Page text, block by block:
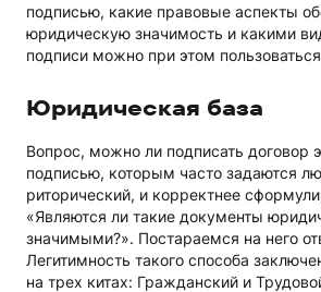
подписью, какие правовые аспекты
юридическую значимость и какими
подписи можно при этом
Юридическая база
Вопрос, можно ли подписать договор
подписью, которым часто задаются
риторический, и корректнее
«Являются ли такие документы
значимыми?». Постараемся на него
Легитимность такого способа
на трех китах: Гражданский и